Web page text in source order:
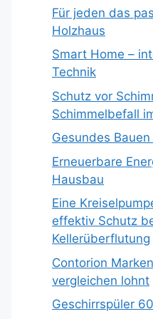
Für jeden das
Holzhaus
Smart Home –
Technik
Schutz vor
Schimmelbefall
Gesundes
Erneuerbare
Hausbau
Eine
effektiv Schutz
Kellerüberflutung
Contorion
vergleichen lohnt
Geschirrspüler